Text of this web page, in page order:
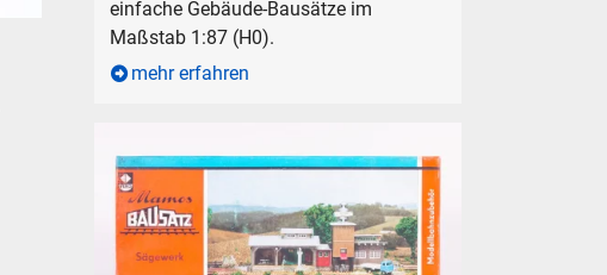
einfache Gebäude-Bausätze im
Maßstab 1:87 (H0).
mehr erfahren